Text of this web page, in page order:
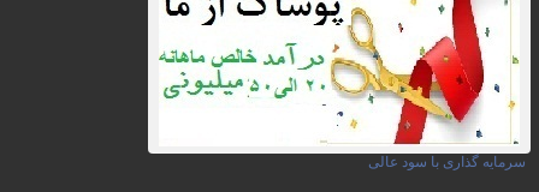
سرمایه گذاری با سود عالی